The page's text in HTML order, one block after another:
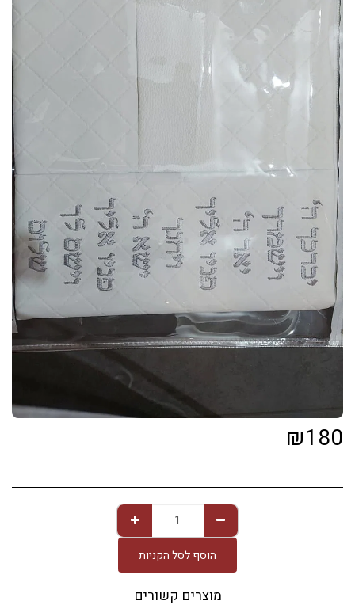
₪180
הוסף לסל הקניות
מוצרים קשורים